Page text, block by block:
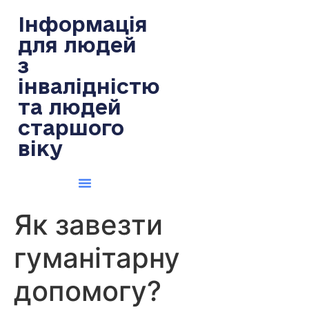
Інформація
для людей
з
інвалідністю
та людей
старшого
віку
Як завезти
гуманітарну
допомогу?